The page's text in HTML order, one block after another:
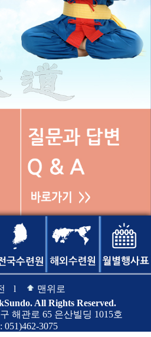
l
맨위로
All Rights Reserved.
해관로 65 은산빌딩 1015호
051)462-3075